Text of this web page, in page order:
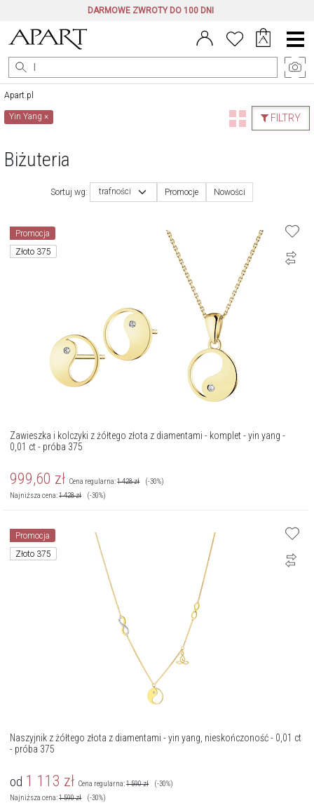
DARMOWE ZWROTY DO 100 DNI
Menu
główne
Apart.pl
FILTRY
Yin Yang×
Biżuteria
Sortuj wg: trafności Promocje Nowości
Promocja
Złoto 375
Zawieszka i kolczyki z żółtego złota z diamentami - komplet - yin yang -
0,01 ct - próba 375
999,60 zł Cena regularna:1 428zł
(-30%)
Najniższa cena:1 428zł (-30%)
Promocja
Złoto 375
Naszyjnik z żółtego złota z diamentami - yin yang, nieskończoność - 0,01 ct
- próba 375
od 1 113 zł Cena regularna:1 590zł
(-30%)
Najniższa cena:1 590zł (-30%)